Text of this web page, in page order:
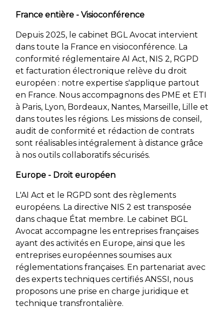
France entière - Visioconférence
Depuis 2025, le cabinet BGL Avocat intervient
dans toute la France en visioconférence. La
conformité réglementaire AI Act, NIS 2, RGPD
et facturation électronique relève du droit
européen : notre expertise s'applique partout
en France. Nous accompagnons des PME et ETI
à Paris, Lyon, Bordeaux, Nantes, Marseille, Lille et
dans toutes les régions. Les missions de conseil,
audit de conformité et rédaction de contrats
sont réalisables intégralement à distance grâce
à nos outils collaboratifs sécurisés.
Europe - Droit européen
L'AI Act et le RGPD sont des règlements
européens. La directive NIS 2 est transposée
dans chaque État membre. Le cabinet BGL
Avocat accompagne les entreprises françaises
ayant des activités en Europe, ainsi que les
entreprises européennes soumises aux
réglementations françaises. En partenariat avec
des experts techniques certifiés ANSSI, nous
proposons une prise en charge juridique et
technique transfrontalière.